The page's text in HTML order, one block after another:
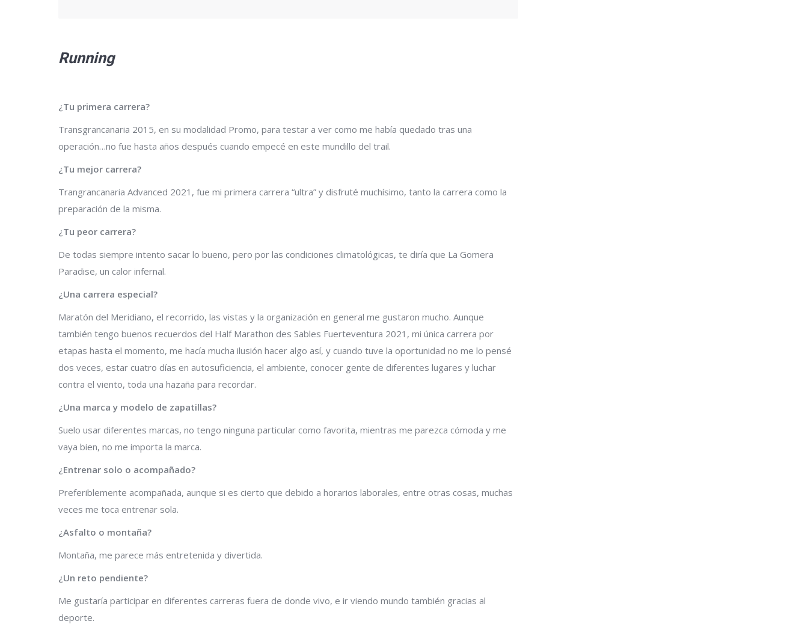
Running
¿Tu primera carrera?
Transgrancanaria 2015, en su modalidad Promo, para testar a ver como me había quedado tras una
operación…no fue hasta años después cuando empecé en este mundillo del trail.
¿Tu mejor carrera?
Trangrancanaria Advanced 2021, fue mi primera carrera “ultra” y disfruté muchísimo, tanto la carrera como la
preparación de la misma.
¿Tu peor carrera?
De todas siempre intento sacar lo bueno, pero por las condiciones climatológicas, te diría que La Gomera
Paradise, un calor infernal.
¿Una carrera especial?
Maratón del Meridiano, el recorrido, las vistas y la organización en general me gustaron mucho. Aunque
también tengo buenos recuerdos del Half Marathon des Sables Fuerteventura 2021, mi única carrera por
etapas hasta el momento, me hacía mucha ilusión hacer algo así, y cuando tuve la oportunidad no me lo pensé
dos veces, estar cuatro días en autosuficiencia, el ambiente, conocer gente de diferentes lugares y luchar
contra el viento, toda una hazaña para recordar.
¿Una marca y modelo de zapatillas?
Suelo usar diferentes marcas, no tengo ninguna particular como favorita, mientras me parezca cómoda y me
vaya bien, no me importa la marca.
¿Entrenar solo o acompañado?
Preferiblemente acompañada, aunque si es cierto que debido a horarios laborales, entre otras cosas, muchas
veces me toca entrenar sola.
¿Asfalto o montaña?
Montaña, me parece más entretenida y divertida.
¿Un reto pendiente?
Me gustaría participar en diferentes carreras fuera de donde vivo, e ir viendo mundo también gracias al
deporte.